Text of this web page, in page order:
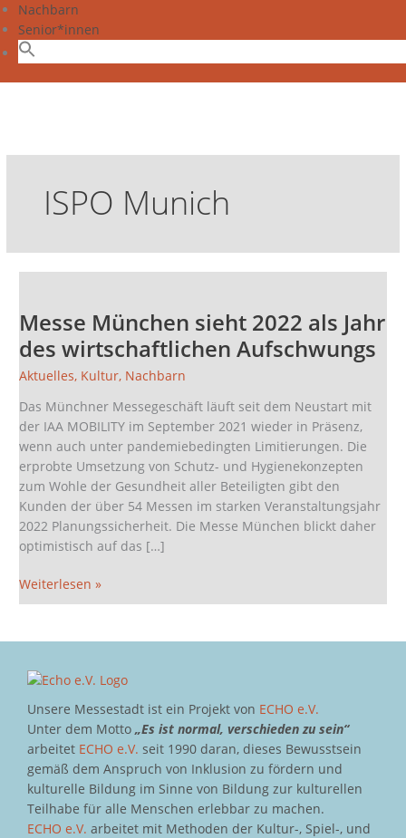
Nachbarn
Senior*innen
ISPO Munich
Messe München sieht 2022 als Jahr
des wirtschaftlichen Aufschwungs
Aktuelles, Kultur, Nachbarn
Das Münchner Messegeschäft läuft seit dem Neustart mit
der IAA MOBILITY im September 2021 wieder in Präsenz,
wenn auch unter pandemiebedingten Limitierungen. Die
erprobte Umsetzung von Schutz- und Hygienekonzepten
zum Wohle der Gesundheit aller Beteiligten gibt den
Kunden der über 54 Messen im starken Veranstaltungsjahr
2022 Planungssicherheit. Die Messe München blickt daher
optimistisch auf das […]
sieht
2022
als
Jahr
des
wirtschaftlichen
Aufschwungs
Weiterlesen »
Unsere Messestadt ist ein Projekt von ECHO e.V.
Unter dem Motto „Es ist normal, verschieden zu sein“
arbeitet ECHO e.V. seit 1990 daran, dieses Bewusstsein
gemäß dem Anspruch von Inklusion zu fördern und
kulturelle Bildung im Sinne von Bildung zur kulturellen
Teilhabe für alle Menschen erlebbar zu machen.
ECHO e.V. arbeitet mit Methoden der Kultur-, Spiel-, und